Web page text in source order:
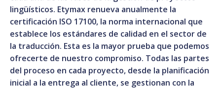
lingüísticos. Etymax renueva anualmente la
certificación ISO 17100, la norma internacional que
establece los estándares de calidad en el sector de
la traducción. Esta es la mayor prueba que podemos
ofrecerte de nuestro compromiso. Todas las partes
del proceso en cada proyecto, desde la planificación
inicial a la entrega al cliente, se gestionan con la